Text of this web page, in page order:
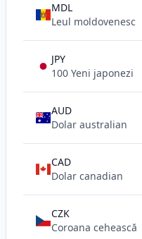
MDL
Leul moldovenesc
JPY
100 Yeni japonezi
AUD
Dolar australian
CAD
Dolar canadian
CZK
Coroana cehească